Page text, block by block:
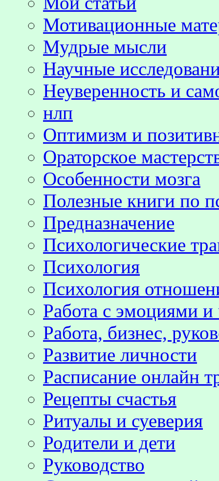
Мотивационные
Мудрые мысли
Научные
Неуверенность и
нлп
Оптимизм и
Ораторское
Особенности мозга
Полезные книги по
Предназначение
Психологические
Психология
Психология
Работа с эмоциями и
Работа, бизнес,
Развитие личности
Расписание онлайн
Рецепты счастья
Ритуалы и суеверия
Родители и дети
Руководство